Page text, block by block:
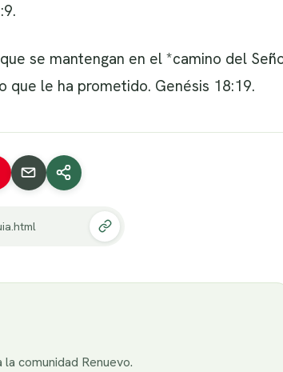
se mantengan en el *camino del
le ha prometido. Genésis 18:19.
comunidad Renuevo.